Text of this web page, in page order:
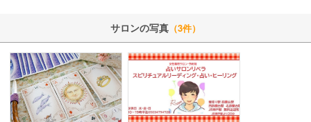
サロンの写真 （3件）